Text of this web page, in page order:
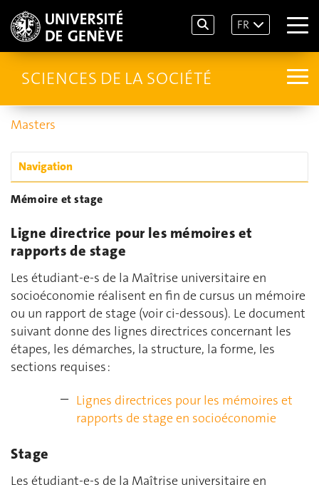
FR
SCIENCES DE LA SOCIÉTÉ
Masters
Navigation
Mémoire et stage
Ligne directrice pour les mémoires et
rapports de stage
Les étudiant-e-s de la Maîtrise universitaire en
socioéconomie réalisent en fin de cursus un mémoire
ou un rapport de stage (voir ci-dessous). Le document
suivant donne des lignes directrices concernant les
étapes, les démarches, la structure, la forme, les
sections requises :
Lignes directrices pour les mémoires et
rapports de stage en socioéconomie
Stage
Les étudiant-e-s de la Maîtrise universitaire en